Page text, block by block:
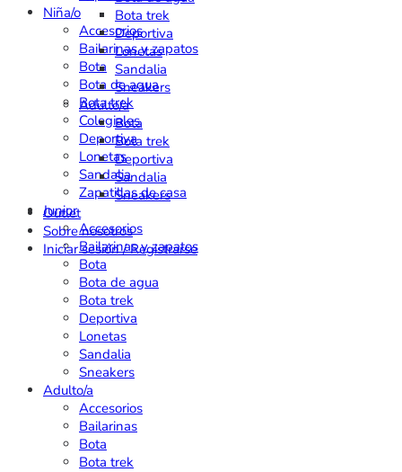
Niña/o
Accesorios
Bailarinas y zapatos
Bota
Bota de agua
Bota trek
Colegiales
Deportiva
Lonetas
Sandalia
Zapatillas de casa
Junior
Accesorios
Bailarinas y zapatos
Bota
Bota de agua
Bota trek
Deportiva
Lonetas
Sandalia
Sneakers
Adulto/a
Accesorios
Bailarinas
Bota
Bota trek
Bota trek
Deportiva
Lonetas
Sandalia
Sneakers
Adulto/a
Bota
Bota trek
Deportiva
Sandalia
Sneakers
Outlet
Sobre nosotros
Iniciar sesión / Registrarse